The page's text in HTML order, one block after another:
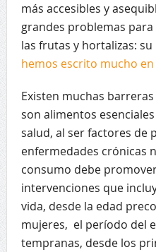
más accesibles y
grandes problemas
las frutas y hortalizas:
hemos escrito mucho
Existen muchas
son alimentos
salud, al ser factores de
enfermedades crónicas
consumo debe
intervenciones que
vida, desde la edad
mujeres, el período del
tempranas, desde los